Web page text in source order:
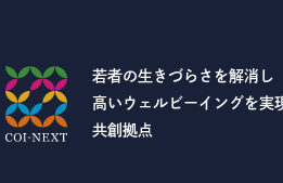
若者の生きづらさを解消し
高いウェルビーイングを実
共創拠点